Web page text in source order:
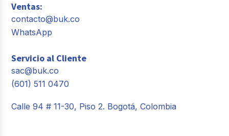
Ventas:
contacto@buk.co
WhatsApp
Servicio al Cliente
sac@buk.co
(601) 511 0470
Calle 94 # 11-30, Piso 2. Bogotá, Colombia